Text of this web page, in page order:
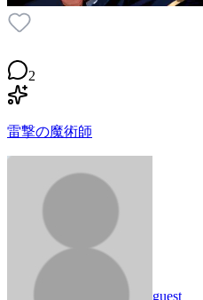
2
雷撃の魔術師
guest